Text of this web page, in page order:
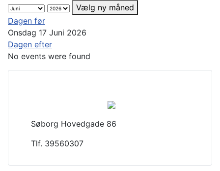
Vælg ny måned
Dagen før
Onsdag 17 Juni 2026
Dagen efter
No events were found
Søborg Hovedgade 86
Tlf. 39560307